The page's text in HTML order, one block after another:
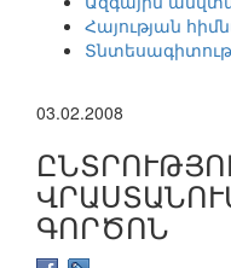
Հայության
03.02.2008
ԳՈՐԾՈՆ